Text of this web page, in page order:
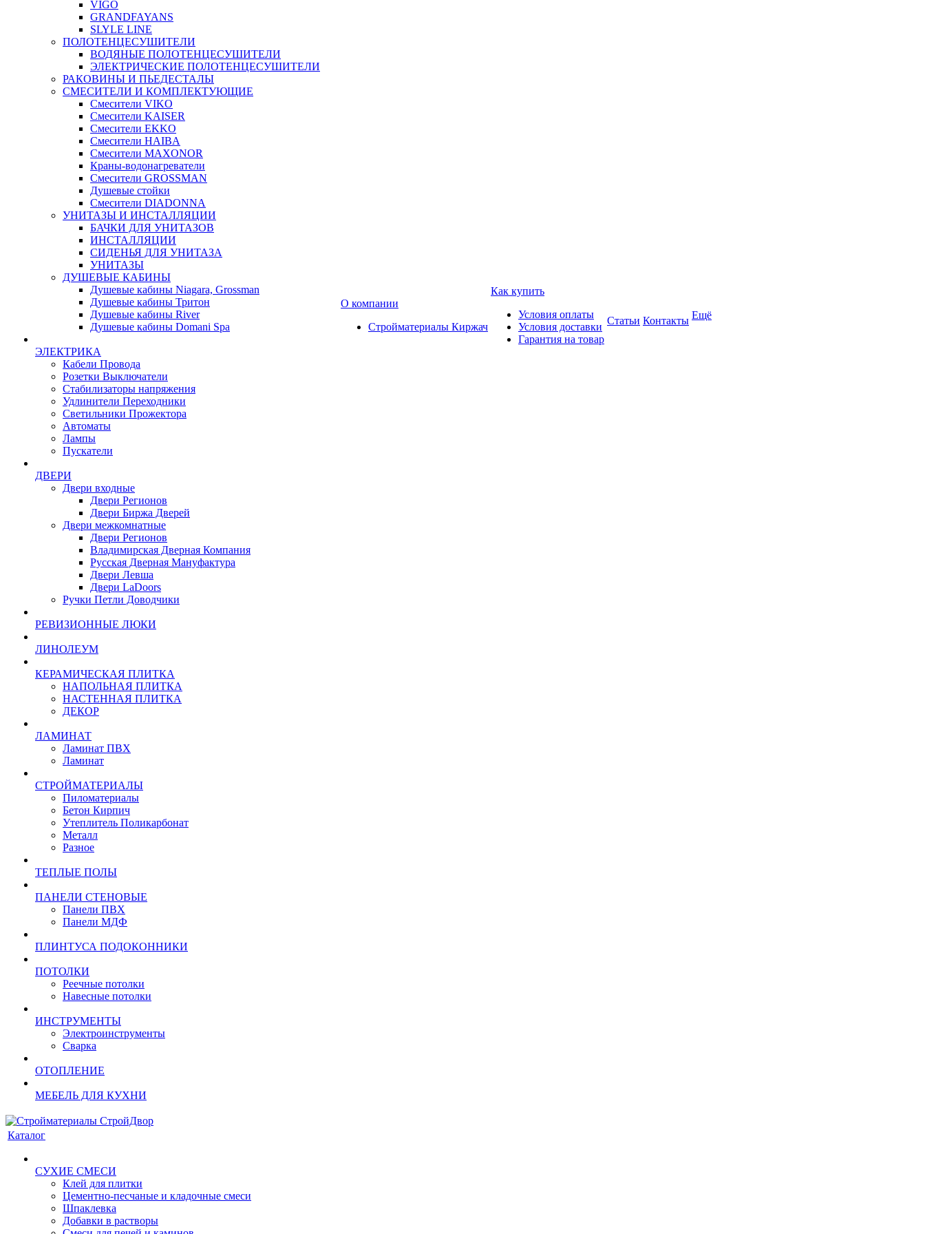
VIGO
GRANDFAYANS
SLYLE LINE
ПОЛОТЕНЦЕСУШИТЕЛИ
ВОДЯНЫЕ ПОЛОТЕНЦЕСУШИТЕЛИ
ЭЛЕКТРИЧЕСКИЕ ПОЛОТЕНЦЕСУШИТЕЛИ
РАКОВИНЫ И ПЬЕДЕСТАЛЫ
СМЕСИТЕЛИ И КОМПЛЕКТУЮЩИЕ
Смесители VIKO
Смесители KAISER
Смесители EKKO
Смесители HAIBA
Смесители MAXONOR
Краны-водонагреватели
Смесители GROSSMAN
Душевые стойки
Смесители DIADONNA
УНИТАЗЫ И ИНСТАЛЛЯЦИИ
БАЧКИ ДЛЯ УНИТАЗОВ
ИНСТАЛЛЯЦИИ
СИДЕНЬЯ ДЛЯ УНИТАЗА
УНИТАЗЫ
ДУШЕВЫЕ КАБИНЫ
Душевые кабины Niagara, Grossman
Душевые кабины Тритон
Душевые кабины River
Душевые кабины Domani Spa
ЭЛЕКТРИКА
Кабели Провода
Розетки Выключатели
Стабилизаторы напряжения
Удлинители Переходники
Светильники Прожектора
Автоматы
Лампы
Пускатели
ДВЕРИ
Двери входные
Двери Регионов
Двери Биржа Дверей
Двери межкомнатные
Двери Регионов
Владимирская Дверная Компания
Русская Дверная Мануфактура
Двери Левша
Двери LaDoors
Ручки Петли Доводчики
РЕВИЗИОННЫЕ ЛЮКИ
ЛИНОЛЕУМ
КЕРАМИЧЕСКАЯ ПЛИТКА
НАПОЛЬНАЯ ПЛИТКА
НАСТЕННАЯ ПЛИТКА
ДЕКОР
ЛАМИНАТ
Ламинат ПВХ
Ламинат
СТРОЙМАТЕРИАЛЫ
Пиломатериалы
Бетон Кирпич
Утеплитель Поликарбонат
Металл
Разное
ТЕПЛЫЕ ПОЛЫ
ПАНЕЛИ СТЕНОВЫЕ
Панели ПВХ
Панели МДФ
ПЛИНТУСА ПОДОКОННИКИ
ПОТОЛКИ
Реечные потолки
Навесные потолки
ИНСТРУМЕНТЫ
Электроинструменты
Сварка
ОТОПЛЕНИЕ
МЕБЕЛЬ ДЛЯ КУХНИ
О компании
Стройматериалы Киржач
Как купить
Условия оплаты
Условия доставки
Гарантия на товар
Статьи Контакты Ещё
Каталог
СУХИЕ СМЕСИ
Клей для плитки
Цементно-песчаные и кладочные смеси
Шпаклевка
Добавки в растворы